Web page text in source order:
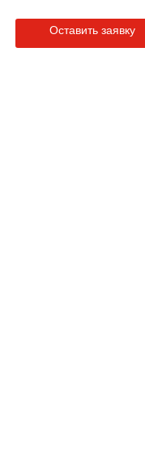
Оставить заявку